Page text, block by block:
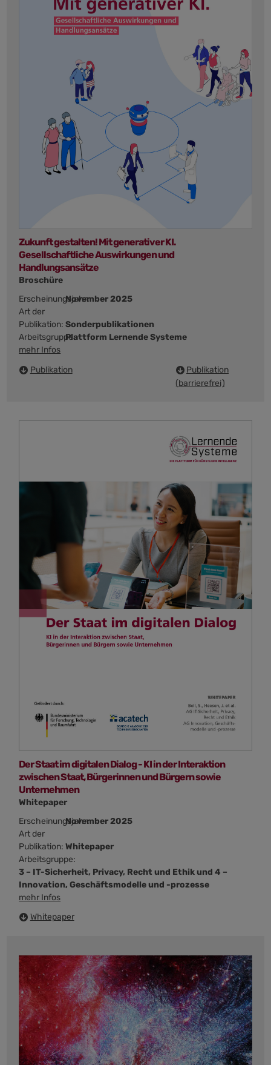
Zukunft gestalten! Mit generativer KI.
Gesellschaftliche Auswirkungen und
Handlungsansätze
Broschüre
Erscheinungsjahr:November 2025
Art der
Publikation: Sonderpublikationen
Arbeitsgruppe:Plattform Lernende Systeme
mehr Infos
Publikation
Publikation
(barrierefrei)
Der Staat im digitalen Dialog - KI in der Interaktion
zwischen Staat, Bürgerinnen und Bürgern sowie
Unternehmen
Whitepaper
Erscheinungsjahr:November 2025
Art der
Publikation: Whitepaper
Arbeitsgruppe:
3 – IT-Sicherheit, Privacy, Recht und Ethik und 4 –
Innovation, Geschäftsmodelle und -prozesse
mehr Infos
Whitepaper